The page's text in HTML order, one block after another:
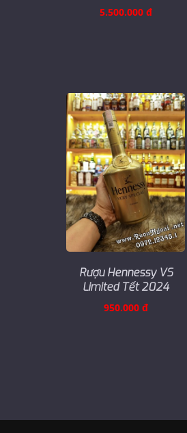
5.500.000 đ
Rượu Hennessy VS
Limited Tết 2024
950.000 đ